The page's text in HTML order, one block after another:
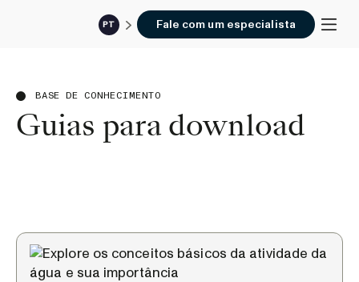
PT Fale com um especialista
BASE DE CONHECIMENTO
Guias para download